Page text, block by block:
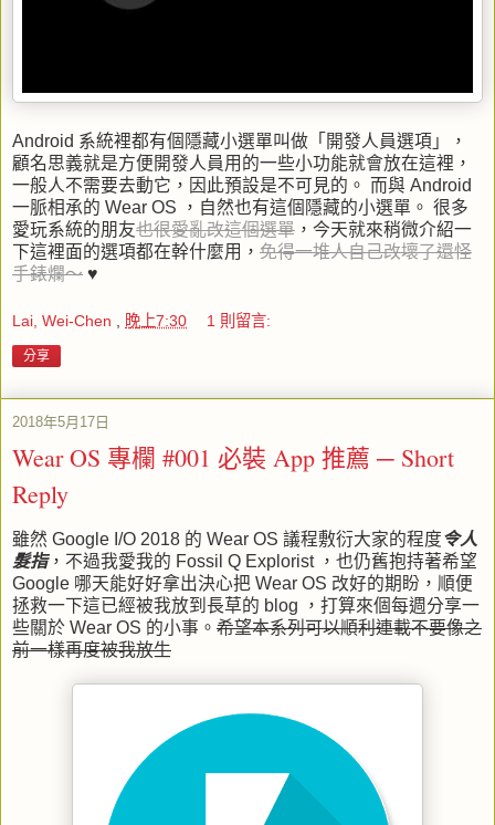
Android 系統裡都有個隱藏小選單叫做「開發人員選項」
，
顧名思義就是方便開發人員用的一些小功能就會放在這裡，
一般人不需要去動它，因此預設是不可見的。 而與 Android
一脈相承的 Wear OS ，自然也有這個隱藏的小選單。 很多
愛玩系統的朋友也很愛亂改這個選單 ，今天就來稍微介紹一
下這裡面的選項都在幹什麼用， 免得一堆人自己改壞了還怪
手錶爛～ ♥
Lai, Wei-Chen , 晚上7:30 1 則留言:
分享
2018年5月17日
Wear OS 專欄 #001 必裝 App 推薦 ─ Short
Reply
雖然 Google I/O 2018 的 Wear OS 議程敷衍大家的程度令人
髮指，不過我愛我的 Fossil Q Explorist ，也仍舊抱持著希望
Google 哪天能好好拿出決心把 Wear OS 改好的期盼，順便
拯救一下這已經被我放到長草的 blog ，打算來個每週分享一
些關於 Wear OS 的小事。 希望本系列可以順利連載不要像之
前一樣再度被我放生